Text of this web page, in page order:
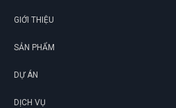
GIỚI THIỆU
SẢN PHẨM
DỰ ÁN
DỊCH VỤ